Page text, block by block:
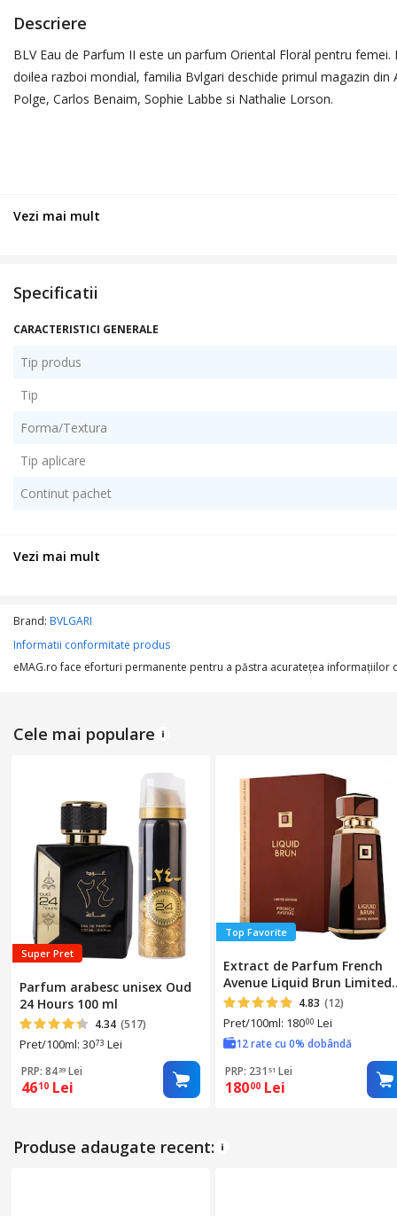
Descriere
BLV Eau de Parfum II este un parfum Oriental Floral pentru
doilea razboi mondial, familia Bvlgari deschide primul magazin
Polge, Carlos Benaim, Sophie Labbe si Nathalie Lorson.
Vezi mai mult
Specificatii
CARACTERISTICI GENERALE
Tip produs
Tip
Forma/Textura
Tip aplicare
Continut pachet
DETALII AROMA
Note de varf
DIMENSIUNI
Vezi mai mult
Brand: BVLGARI
Informatii conformitate produs
eMAG.ro face eforturi permanente pentru a păstra acurateţea
Cele mai populare
Super Pret
Parfum arabesc unisex Oud
24 Hours 100 ml
4.34 (517)
Pret/100ml: 3073 Lei
PRP: 8439 Lei
4610 Lei
Top Favorite
Extract de Parfum French
Avenue Liquid Brun Limited
Edition, Barbati, 150 ml
4.83 (12)
Pret/100ml: 18000 Lei
12 rate cu 0% dobândă
PRP: 231 51 Lei
18000 Lei
Produse adaugate recent: